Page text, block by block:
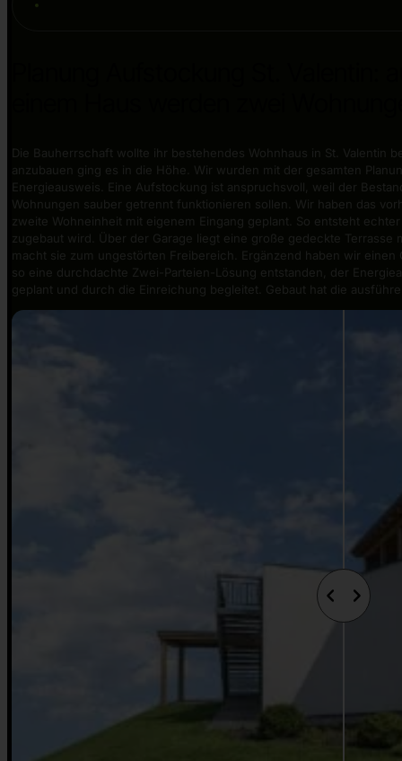
Die Bauherrschaft wollte ihr bestehendes Wohnhaus in St. Valentin
anzubauen ging es in die Höhe. Wir wurden mit der gesamten
Energieausweis. Eine Aufstockung ist anspruchsvoll, weil der
Wohnungen sauber getrennt funktionieren sollen. Wir haben das
zweite Wohneinheit mit eigenem Eingang geplant. So entsteht
zugebaut wird. Über der Garage liegt eine große gedeckte
macht sie zum ungestörten Freibereich. Ergänzend haben wir
so eine durchdachte Zwei-Parteien-Lösung entstanden, der
geplant und durch die Einreichung begleitet. Gebaut hat die